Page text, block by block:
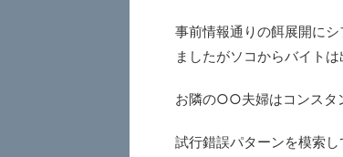
事前情報通りの餌展開に
ましたがソコからバイト
お隣の○○夫婦はコンスタ
試行錯誤パターンを模索